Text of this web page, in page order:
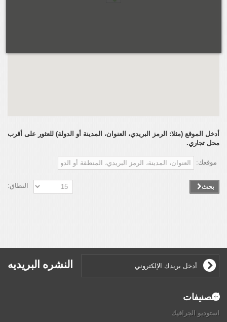
أدخل الموقع (مثلا: الرمز البريدي، العنوان، المدينة أو الدولة) للعثور على أقرب
محل تجاري.
موقعك:
النطاق: بحث
النشره البريديه
التصنيفات
استوديو الجرافيك